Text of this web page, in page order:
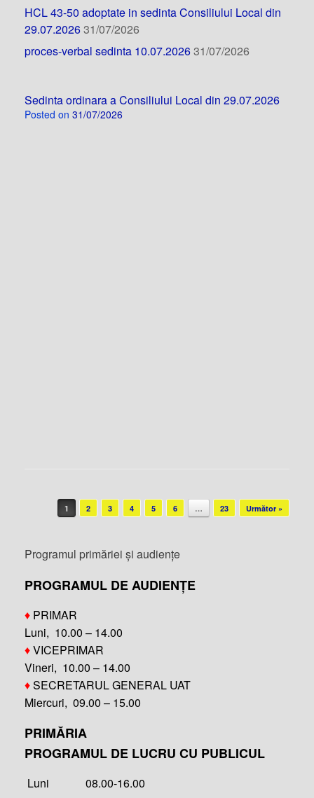
HCL 43-50 adoptate in sedinta Consiliului Local din
29.07.202631/07/2026
proces-verbal sedinta 10.07.202631/07/2026
Sedinta ordinara a Consiliului Local din 29.07.2026
Posted on 31/07/2026
Post navigation
1 2 3 4 5 6 … 23 Următor »
Programul primăriei și audiențe
PROGRAMUL DE AUDIENȚE
♦ PRIMAR
Luni, 10.00 – 14.00
♦VICEPRIMAR
Vineri, 10.00 – 14.00
♦SECRETARUL GENERAL UAT
Miercuri, 09.00 – 15.00
PRIMĂRIA
PROGRAMUL DE LUCRU CU PUBLICUL
Luni 08.00-16.00